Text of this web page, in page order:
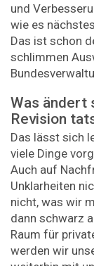
und
wie es
Das ist schon
schlimmen
Was ändert
Revision
Das lässt sich
viele Dinge
Auch auf
Unklarheiten
nicht, was wir
dann schwarz
Raum für
werden wir